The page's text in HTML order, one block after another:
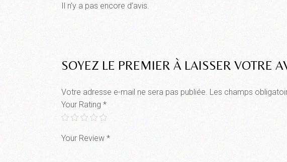
Il n’y a pas encore d’avis.
SOYEZ LE PREMIER À LAISSER VOTRE
Votre adresse e-mail ne sera pas publiée. Les champs
Your Rating *